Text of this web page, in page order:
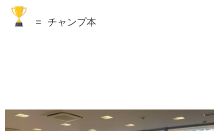
= チャンプ本